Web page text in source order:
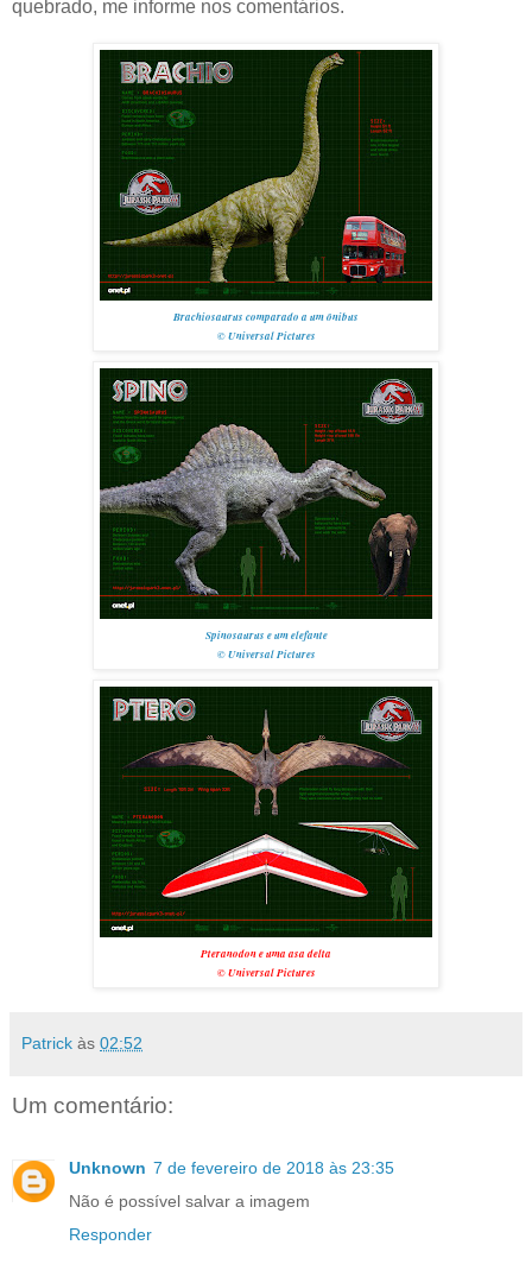
quebrado, me informe nos comentários.
Brachiosaurus comparado a um ônibus
© Universal Pictures
Spinosaurus e um elefante
© Universal Pictures
Pteranodon e uma asa delta
© Universal Pictures
Patrick às 02:52
Um comentário:
Unknown 7 de fevereiro de 2018 às 23:35
Não é possível salvar a imagem
Responder